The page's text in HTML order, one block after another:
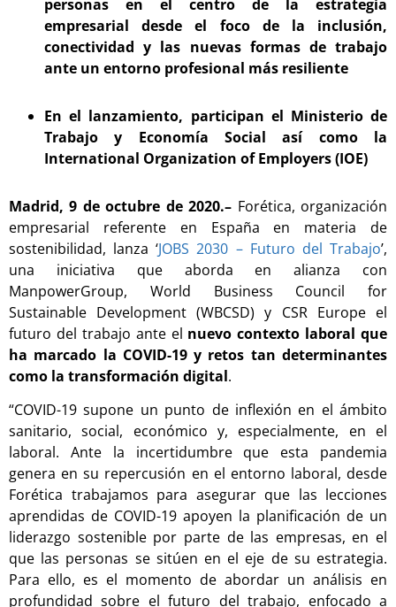
personas en el centro de la estrategia
empresarial desde el foco de la inclusión,
conectividad y las nuevas formas de trabajo
ante un entorno profesional más resiliente
En el lanzamiento, participan el Ministerio de
Trabajo y Economía Social así como la
International Organization of Employers (IOE)
Madrid, 9 de octubre de 2020.– Forética, organización
empresarial referente en España en materia de
sostenibilidad, lanza ‘JOBS 2030 – Futuro del Trabajo’,
una iniciativa que aborda en alianza con
ManpowerGroup, World Business Council for
Sustainable Development (WBCSD) y CSR Europe el
futuro del trabajo ante el nuevo contexto laboral que
ha marcado la COVID-19 y retos tan determinantes
como la transformación digital.
“COVID-19 supone un punto de inflexión en el ámbito
sanitario, social, económico y, especialmente, en el
laboral. Ante la incertidumbre que esta pandemia
genera en su repercusión en el entorno laboral, desde
Forética trabajamos para asegurar que las lecciones
aprendidas de COVID-19 apoyen la planificación de un
liderazgo sostenible por parte de las empresas, en el
que las personas se sitúen en el eje de su estrategia.
Para ello, es el momento de abordar un análisis en
profundidad sobre el futuro del trabajo, enfocado a